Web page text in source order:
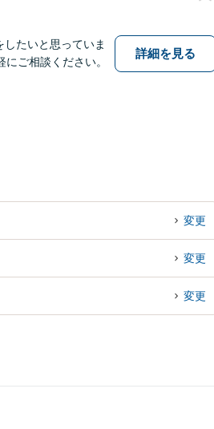
たいと思っていま
ご相談ください。
詳細を見る
変更
変更
変更